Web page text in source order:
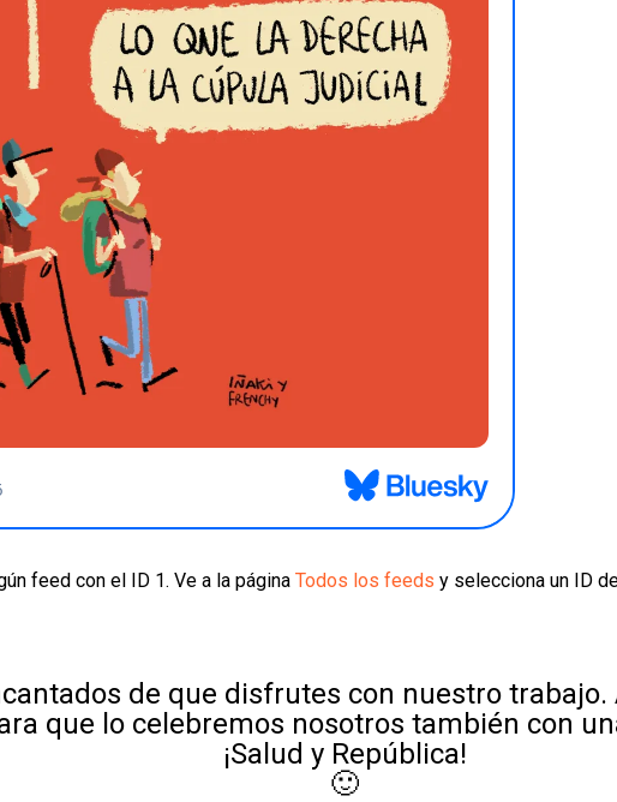
feed con el ID 1. Ve a la páginaTodos los feeds y selecciona un ID
de que disfrutes con nuestro
que lo celebremos nosotros también con
¡Salud y República!
🙂